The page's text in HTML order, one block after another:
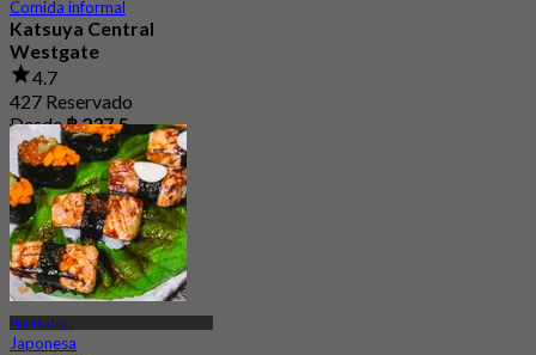
Comida informal
Katsuya Central
Westgate
4.7
427 Reservado
Desde฿ 237.5
Nonthaburi
Japonesa